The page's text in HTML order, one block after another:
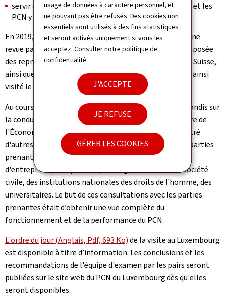
usage de données à caractère personnel, et
ne pouvant pas être refusés. Des cookies non
essentiels sont utilisés à des fins statistiques
et seront activés uniquement si vous les
acceptez. Consulter notrepolitique de
confidentialité.
J'ACCEPTE
JE REFUSE
GÉRER LES COOKIES
servir d'outil d'apprentissage pour les PCN examinés et les
PCN y participant.
En 2019, le LuxPCN s'est donc engagé à faire l’objet d’une
revue par les pairs. En septembre 2022, une équipe composée
des représentants des PCN d'Islande, de Lettonie et de Suisse,
ainsi que des représentants du Secrétariat de l'OCDE, a ainsi
visité le Luxembourg pour effectuer cette revue.
Au cours de la visite, l'équipe a eu des échanges approfondis sur
la conduite responsable des entreprises avec le ministre de
l'Économie, Franz Fayot. L'équipe a également rencontré
d'autres responsables gouvernementaux ainsi que les parties
prenantes pertinentes, telles que des représentants
d'entreprises, des syndicats, des organisations de la société
civile, des institutions nationales des droits de l'homme, des
universitaires. Le but de ces consultations avec les parties
prenantes était d’obtenir une vue complète du
fonctionnement et de la performance du PCN.
L'ordre du jour (Anglais, Pdf, 693 Ko)de la visite au Luxembourg
est disponible à titre d’information. Les conclusions et les
recommandations de l'équipe d'examen par les pairs seront
publiées sur le site web du PCN du Luxembourg dès qu'elles
seront disponibles.